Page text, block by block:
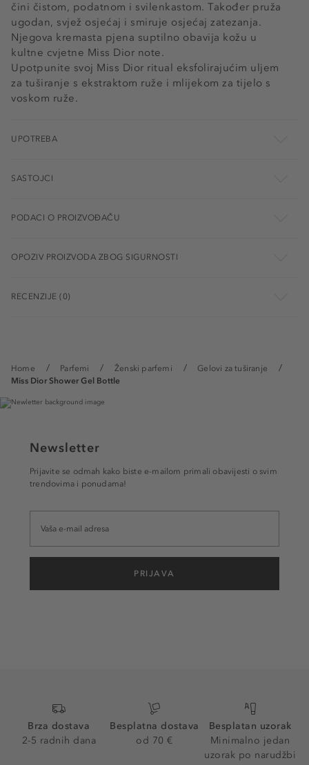
Home Parfemi Ženski parfemi
Gelovi za tuširanje
Miss Dior Shower Gel Bottle
čini čistom, podatnom i svilenkastom. Također pruža
ugodan, svjež osjećaj i smiruje osjećaj zatezanja.
Njegova kremasta pjena suptilno obavija kožu u
kultne cvjetne Miss Dior note.
Upotpunite svoj Miss Dior ritual eksfolirajućim uljem
za tuširanje s ekstraktom ruže i mlijekom za tijelo s
voskom ruže.
UPOTREBA
SASTOJCI
PODACI O PROIZVOĐAČU
OPOZIV PROIZVODA ZBOG SIGURNOSTI
RECENZIJE (0)
Newsletter
Prijavite se odmah kako biste e-mailom primali obavijesti o svim
trendovima i ponudama!
PRIJAVA
Brza dostava
2-5 radnih dana
Besplatna dostava
od 70 €
Besplatan uzorak
Minimalno jedan
uzorak po narudžbi